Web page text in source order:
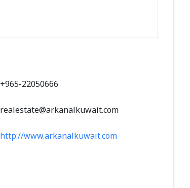
+965-22050666
realestate@arkanalkuwait.com
http://www.arkanalkuwait.com